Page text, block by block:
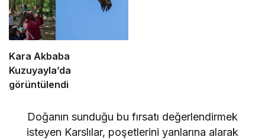
Kara Akbaba
Kuzuyayla’da
görüntülendi
​Doğanın sunduğu bu fırsatı değerlendirmek
isteyen Karslılar, poşetlerini yanlarına alarak